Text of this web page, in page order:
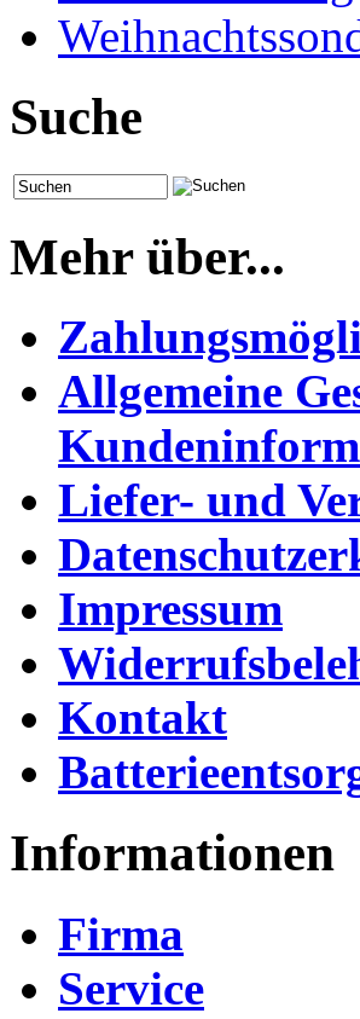
Suche
Mehr über...
Allgemeine
Liefer- und
Impressum
Kontakt
Informationen
Firma
Service